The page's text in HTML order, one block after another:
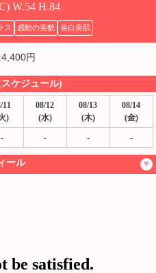
W.54 H.84
ス 感動の美貌 美白美肌
円
ケジュール)
11
)
08/12
(水)
08/13
(木)
08/14
(金)
- - - -
ール